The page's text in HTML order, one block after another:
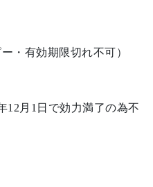
・有効期限切れ不可）
月1日で効力満了の為不